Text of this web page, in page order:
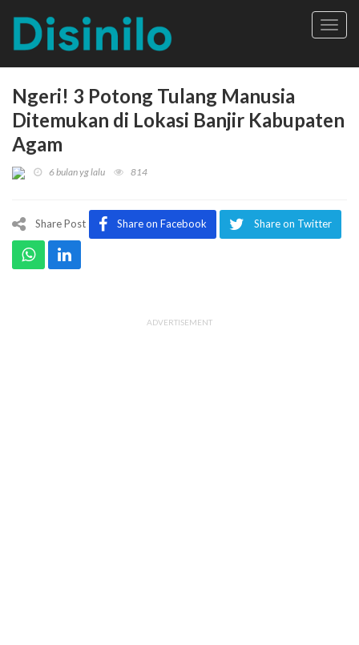
Ngeri! 3 Potong Tulang Manusia
Ditemukan di Lokasi Banjir Kabupaten
Agam
6 bulan yg lalu 814
Share Post Share on Facebook Share on Twitter
ADVERTISEMENT